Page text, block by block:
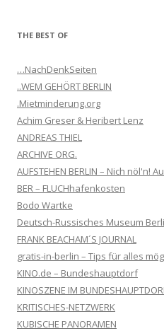
THE BEST OF
…NachDenkSeiten
..WEM GEHÖRT BERLIN
.Mietminderung.org
Achim Greser & Heribert Lenz
ANDREAS THIEL
ARCHIVE ORG.
AUFSTEHEN BERLIN – Nich nöl'n!
BER – FLUCHhafenkosten
Bodo Wartke
Deutsch-Russisches Museum
FRANK BEACHAM´S JOURNAL
gratis-in-berlin – Tips für alles
KINO.de – Bundeshauptdorf
KINOSZENE IM
KRITISCHES-NETZWERK
KUBISCHE PANORAMEN